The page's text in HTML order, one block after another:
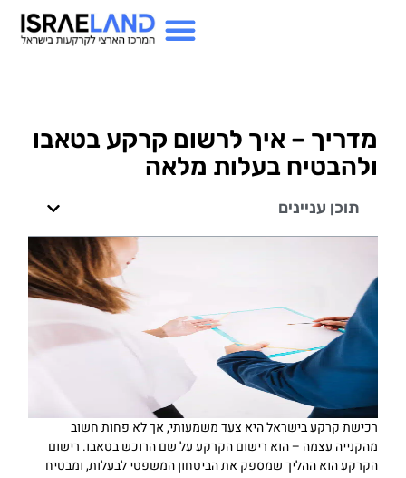
מדריך – איך לרשום קרקע בטאבו
ולהבטיח בעלות מלאה
תוכן עניינים
רכישת קרקע בישראל היא צעד משמעותי, אך לא פחות חשוב
מהקנייה עצמה – הוא רישום הקרקע על שם הרוכש בטאבו. רישום
הקרקע הוא ההליך שמספק את הביטחון המשפטי לבעלות, ומבטיח